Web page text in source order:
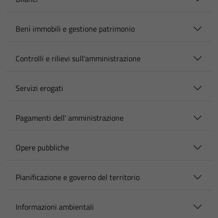
Beni immobili e gestione patrimonio
Controlli e rilievi sull'amministrazione
Servizi erogati
Pagamenti dell' amministrazione
Opere pubbliche
Pianificazione e governo del territorio
Informazioni ambientali